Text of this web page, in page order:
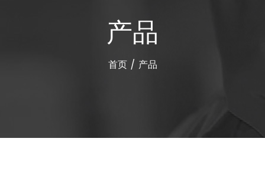
产品
首页/ 产品